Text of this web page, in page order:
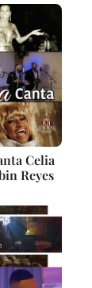
Celia
Reyes